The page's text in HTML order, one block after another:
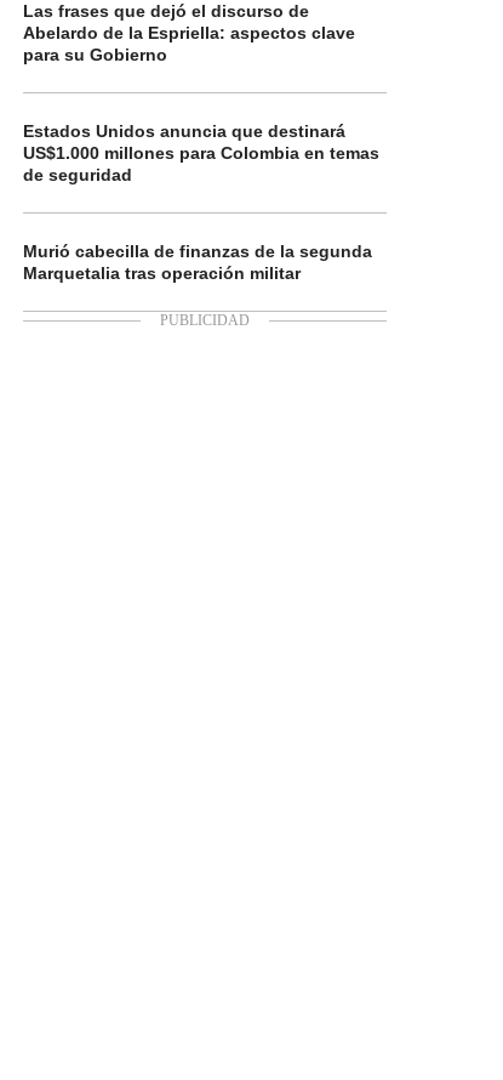
Las frases que dejó el discurso de
Abelardo de la Espriella: aspectos clave
para su Gobierno
Estados Unidos anuncia que destinará
US$1.000 millones para Colombia en temas
de seguridad
Murió cabecilla de finanzas de la segunda
Marquetalia tras operación militar